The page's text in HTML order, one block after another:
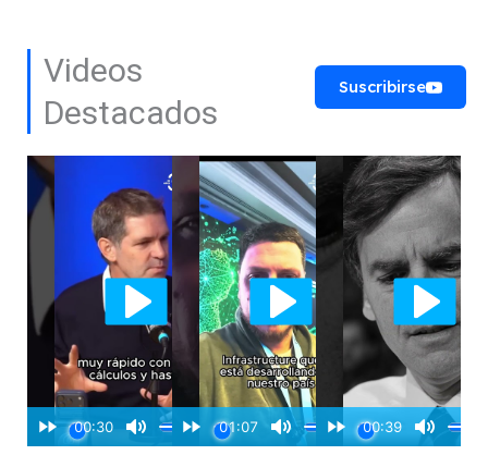
Videos
Destacados
Suscribirse